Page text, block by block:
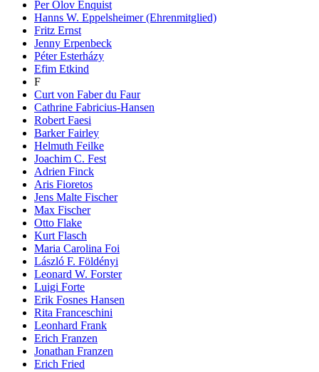
Per Olov Enquist
Hanns W. Eppelsheimer (Ehrenmitglied)
Fritz Ernst
Jenny Erpenbeck
Péter Esterházy
Efim Etkind
F
Curt von Faber du Faur
Cathrine Fabricius-Hansen
Robert Faesi
Barker Fairley
Helmuth Feilke
Joachim C. Fest
Adrien Finck
Aris Fioretos
Jens Malte Fischer
Max Fischer
Otto Flake
Kurt Flasch
Maria Carolina Foi
László F. Földényi
Leonard W. Forster
Luigi Forte
Erik Fosnes Hansen
Rita Franceschini
Leonhard Frank
Erich Franzen
Jonathan Franzen
Erich Fried